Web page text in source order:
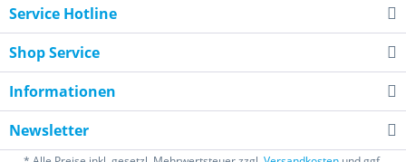
Service Hotline
Shop Service
Informationen
Newsletter